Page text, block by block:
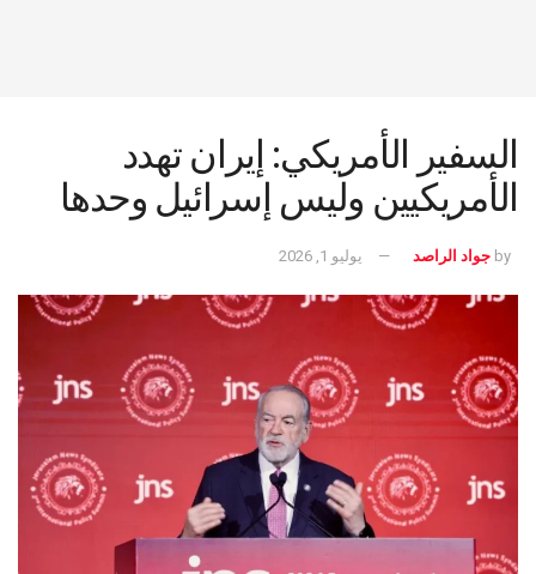
السفير الأمريكي: إيران تهدد
الأمريكيين وليس إسرائيل وحدها
by جواد الراصد يوليو 1, 2026